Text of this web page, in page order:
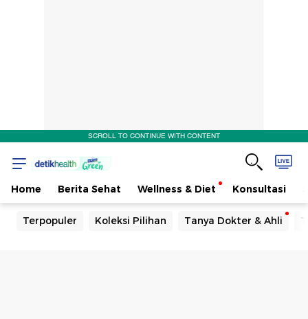
SCROLL TO CONTINUE WITH CONTENT
Home Berita Sehat Wellness & Diet Konsultasi
Terpopuler Koleksi Pilihan Tanya Dokter & Ahli